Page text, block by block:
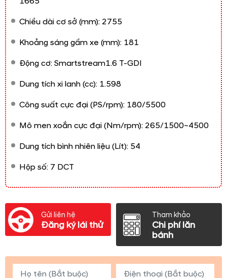
Chiều dài cơ sở (mm): 2755
Khoảng sáng gầm xe (mm): 181
Động cơ: Smartstream1.6 T-GDI
Dung tích xi lanh (cc): 1.598
Công suất cực đại (PS/rpm): 180/5500
Mô men xoắn cực đại (Nm/rpm): 265/1500~4500
Dung tích bình nhiên liệu (Lít): 54
Hộp số: 7 DCT
Gửi liên hệ
Đăng ký lái thử
Tham khảo
Chi phí lăn
bánh